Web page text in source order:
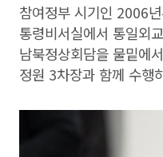
참여정부 시기인 2006
통령비서실에서 통일외
남북정상회담을 물밑에
정원 3차장과 함께 수행